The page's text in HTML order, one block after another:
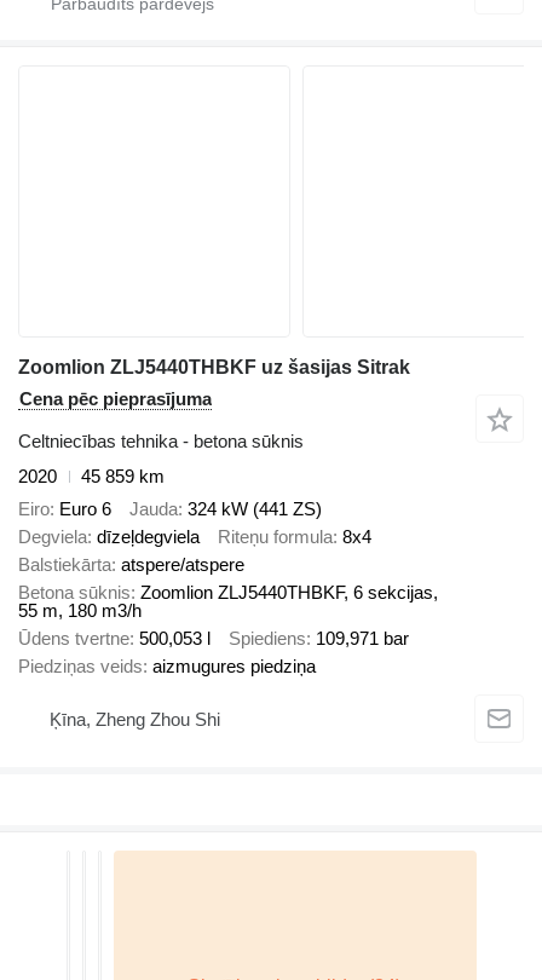
Zoomlion ZLJ5440THBKF uz šasijas Sitrak
Cena pēc pieprasījuma
Celtniecības tehnika - betona sūknis
2020
45 859 km
Eiro Euro 6 Jauda 324 kW (441 ZS)
Degviela dīzeļdegviela Riteņu formula 8x4
Balstiekārta atspere/atspere
Betona sūknis Zoomlion ZLJ5440THBKF, 6 sekcijas,
55 m, 180 m3/h
Ūdens tvertne 500,053 l Spiediens 109,971 bar
Piedziņas veids aizmugures piedziņa
Ķīna, Zheng Zhou Shi